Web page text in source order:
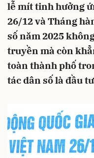
lễ mít tinh hưởng
26/12 và Tháng
số năm 2025
truyền mà còn
toàn thành phố
tác dân số là đầu